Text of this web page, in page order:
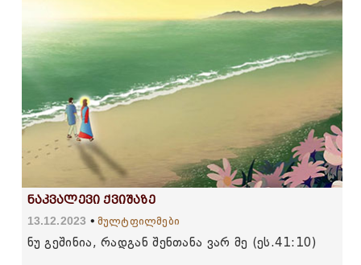
ნაკვალევი ქვიშაზე
13.12.2023 მულტფილმები
ნუ გეშინია, რადგან შენთანა ვარ მე (ეს.41:10)